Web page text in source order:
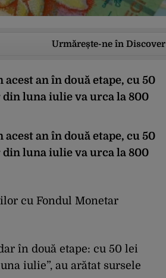
Urmărește-ne în Discover
an în două etape, cu 50
din luna iulie va urca la 800
an în două etape, cu 50
din luna iulie va urca la 800
cu Fondul Monetar
în două etape: cu 50 lei
iulie”, au arătat sursele